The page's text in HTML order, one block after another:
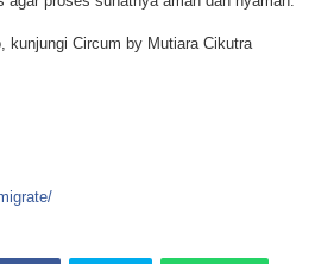
kunjungi Circum by Mutiara Cikutra